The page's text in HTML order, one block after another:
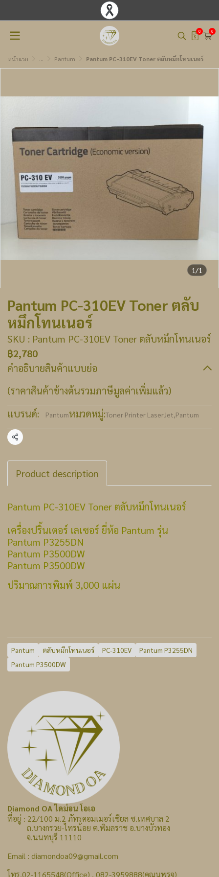
0 0
หน้าแรก ... Pantum Pantum PC-310EV Toner ตลับหมึกโทนเนอร์
1/1
Pantum PC-310EV Toner ตลับ
หมึกโทนเนอร์
SKU : Pantum PC-310EV Toner ตลับหมึกโทนเนอร์
฿2,780
คำอธิบายสินค้าแบบย่อ
(ราคาสินค้าข้างต้นรวมภาษีมูลค่าเพิ่มแล้ว)
แบรนด์:
Pantumหมวดหมู่:Toner Printer LaserJet,Pantum
แชร์
Product description
Pantum PC-310EV Toner ตลับหมึกโทนเนอร์
เครื่องปริ้นเตอร์ เลเซอร์ ยี่ห้อ Pantum รุ่น
Pantum P3255DN
Pantum P3500DW
Pantum P3500DW
ปริมาณการพิมพ์ 3,000 แผ่น
Pantum ตลับหมึกโทนเนอร์ PC-310EV
Pantum P3255DN
Pantum P3500DW
Diamond OA ไดม่อน โอเอ
ที่อยู่ : 22/100 ม.2 ภัทรคอมเมอร์เชียล ซ.เทศบาล 2
ถ.บางกรวย-ไทรน้อย ต.พิมลราช อ.บางบัวทอง
จ.นนทบุรี 11110
Email : diamondoa09@gmail.com
โทร.02-1165548(Office) , 082-3959888(คุณนพรุจ)